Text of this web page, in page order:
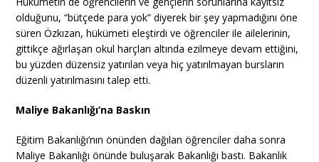
olduğunu, “bütçede para yok” diyerek bir şey yapmadığını öne
süren Özkızan, hükümeti eleştirdi ve öğrenciler ile ailelerinin,
gittikçe ağırlaşan okul harçları altında ezilmeye devam ettiğini,
bu yüzden düzensiz yatırılan veya hiç yatırılmayan bursların
düzenli yatırılmasını talep etti.
Maliye Bakanlığı’na Baskın
Eğitim Bakanlığı’nın önünden dağılan öğrenciler daha sonra
Maliye Bakanlığı önünde buluşarak Bakanlığı bastı. Bakanlık